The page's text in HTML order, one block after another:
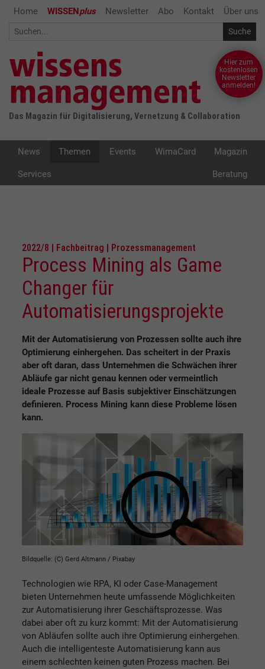
Home WISSENplus Newsletter Abo Kontakt Über uns
Das Magazin für Digitalisierung, Vernetzung & Collaboration
Hier zum
kostenlosen
Newsletter
anmelden!
News Themen Events WimaCard Magazin
Services Beratung
2022/8 | Fachbeitrag | Prozessmanagement
Process Mining als Game
Changer für
Automatisierungsprojekte
Mit der Automatisierung von Prozessen sollte auch ihre
Optimierung einhergehen. Das scheitert in der Praxis
aber oft daran, dass Unternehmen die Schwächen ihrer
Abläufe gar nicht genau kennen oder vermeintlich
ideale Prozesse auf Basis subjektiver Einschätzungen
definieren. Process Mining kann diese Probleme lösen
kann.
Bildquelle: (C) Gerd Altmann / Pixabay
Technologien wie RPA, KI oder Case-Management
bieten Unternehmen heute umfassende Möglichkeiten
zur Automatisierung ihrer Geschäftsprozesse. Was
dabei aber oft zu kurz kommt: Mit der Automatisierung
von Abläufen sollte auch ihre Optimierung einhergehen.
Auch die intelligenteste Automatisierung kann aus
einem schlechten keinen guten Prozess machen. Bei